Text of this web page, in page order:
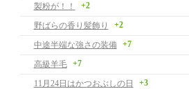
製粉が！！ +2
野ばらの香り髪飾り +2
中途半端な強さの装備 +7
高級羊毛 +7
11月24日はかつおぶしの日 +3